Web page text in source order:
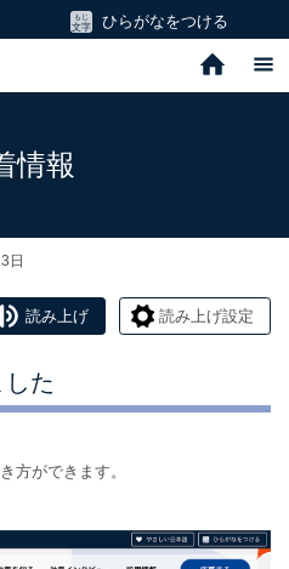
ひらがなをつける
情報
日
読み上げ 読み上げ設定
た
方ができます。